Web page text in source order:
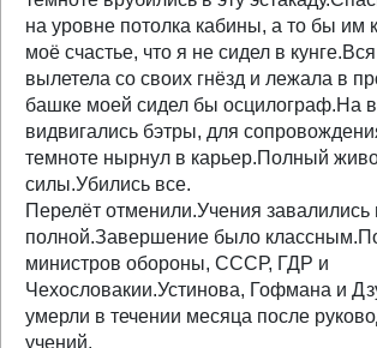
на уровне потолка кабины, а то бы им
моё счастье, что я не сидел в
вылетела со своих гнёзд и лежала в
башке моей сидел бы осцилограф.На
видвигались бэтры, для
темноте нырнул в карьер.Полный
силы.Убились все.
Перелёт отменили.Учения завалились
полной.Завершение было
министров обороны, СССР, ГДР и
Чехословакии.Устинова, Гофмана и
умерли в течении месяца после
учений.